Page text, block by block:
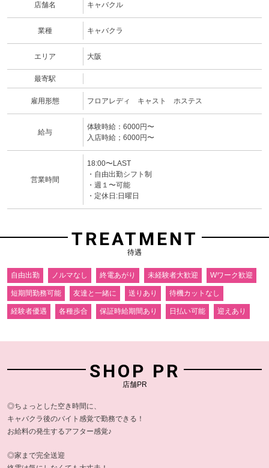
店舗名 キャバクル
業種 キャバクラ
エリア 大阪
最寄駅
雇用形態 フロアレディ キャスト ホステス
給与
体験時給：6000円〜
入店時給；6000円〜
営業時間
18:00〜LAST
・自由出勤シフト制
・週１〜可能
・定休日:日曜日
TREATMENT
待遇
自由出勤 ノルマなし 終電あがり 未経験者大歓迎 Wワーク歓迎
短期間勤務可能 友達と一緒に 送りあり 待機カットなし
経験者優遇 各種歩合 保証時給期間あり 日払い可能 迎えあり
SHOP PR
店舗PR
◎ちょっとした空き時間に、
キャバクラ後のバイト感覚で勤務できる！
お給料の発生するアフター感覚♪
◎家まで完全送迎